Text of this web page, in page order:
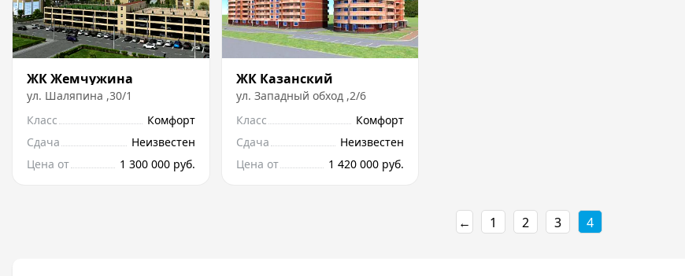
ЖК Жемчужина
ул. Шаляпина ,30/1
Класс
Комфорт
Сдача
Неизвестен
Цена от
1 300 000 руб.
ЖК Казанский
ул. Западный обход,2/6
Класс
Комфорт
Сдача
Неизвестен
Цена от
1 420 000 руб.
← 1 2 3 4